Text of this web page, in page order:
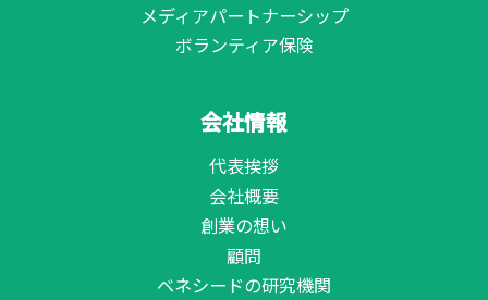
メディアパートナーシップ
ボランティア保険
会社情報
代表挨拶
会社概要
創業の想い
顧問
ベネシードの研究機関